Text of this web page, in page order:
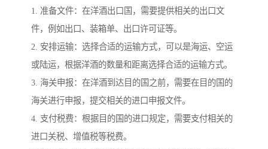
1. 准备文件：在洋酒出口国，需要提供相关的出口文
件，例如出口、装箱单、出口许可证等。
2. 安排运输：选择合适的运输方式，可以是海运、空运
或陆运，根据洋酒的数量和距离选择合适的运输方式。
3. 海关申报：在洋酒到达目的国之前，需要在目的国的
海关进行申报，提交相关的进口申报文件。
4. 支付税费：根据目的国的进口规定，需要支付相关的
进口关税、增值税等税费。